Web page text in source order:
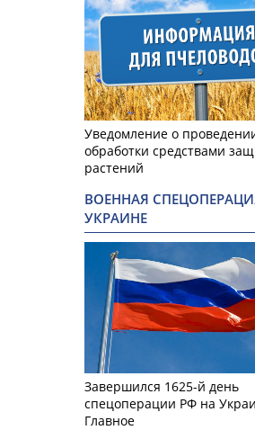
Уведомление о
обработки средствами
растений
ВОЕННАЯ
УКРАИНЕ
Завершился 1625-й день
спецоперации РФ на
Главное